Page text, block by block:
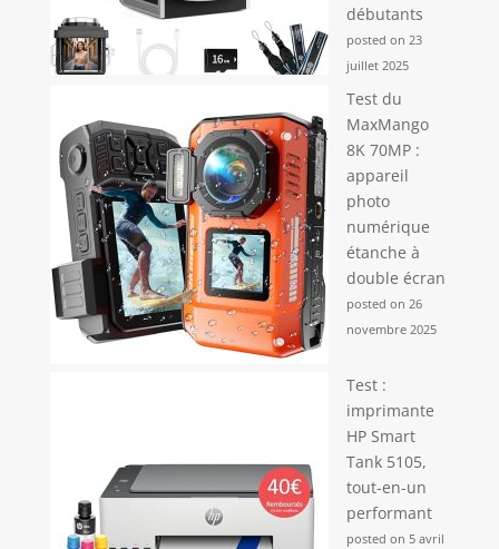
débutants
posted on 23
juillet 2025
Test du
MaxMango
8K 70MP :
appareil
photo
numérique
étanche à
double écran
posted on 26
novembre 2025
Test :
imprimante
HP Smart
Tank 5105,
tout-en-un
performant
posted on 5 avril